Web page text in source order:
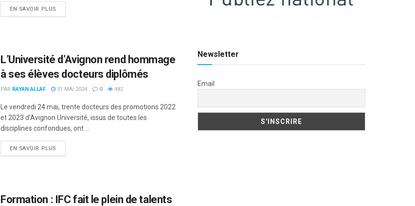
EN SAVOIR PLUS
L’Université d’Avignon rend hommage
à ses élèves docteurs diplômés
PAR RAYAN ALLAF 31 MAI 2024 0 482
Le vendredi 24 mai, trente docteurs des promotions 2022
et 2023 d’Avignon Université, issus de toutes les
disciplines confondues, ont ...
EN SAVOIR PLUS
Formation : IFC fait le plein de talents
Newsletter
Email